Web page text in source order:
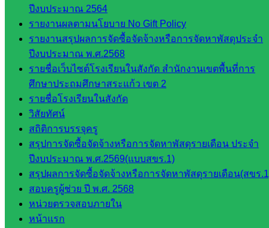
ปีงบประมาณ 2564
รายงานผลตามนโยบาย No Gift Policy
รายงานสรุปผลการจัดซื้อจัดจ้างหรือการจัดหาพัสดุประจำ
ปีงบประมาณ พ.ศ.2568
รายชื่อเว็บไซต์โรงเรียนในสังกัด สำนักงานเขตพื้นที่การ
ศึกษาประถมศึกษาสระแก้ว เขต 2
รายชื่อโรงเรียนในสังกัด
วิสัยทัศน์
สถิติการบรรจุครู
สรุปการจัดซื้อจัดจ้างหรือการจัดหาพัสดุรายเดือน ประจำ
ปีงบประมาณ พ.ศ.2569(แบบสขร.1)
สรุปผลการจัดซื้อจัดจ้างหรือการจัดหาพัสดุรายเดือน(สขร
สอบครูผู้ช่วย ปี พ.ศ. 2568
หน่วยตรวจสอบภายใน
หน้าแรก
สินทรัพย์
กลุ่มน
โยบาย
และแผน
กลุ่มส่ง
เสริมการ
จัดการ
ศึกษา
กลุ่ม
บริหาร
งาน
บุคคล
กลุ่ม
พัฒนาครู
และบุ